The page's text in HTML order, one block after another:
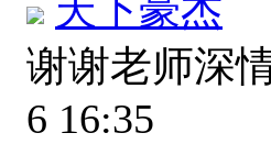
天下豪杰
谢谢老师深
6 16:35